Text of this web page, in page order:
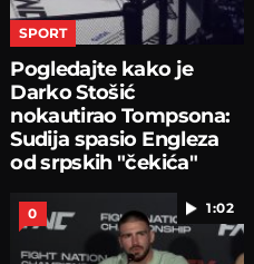
SPORT
Pogledajte kako je
Darko Stošić
nokautirao Tompsona:
Sudija spasio Engleza
od srpskih "čekića"
1:02
0